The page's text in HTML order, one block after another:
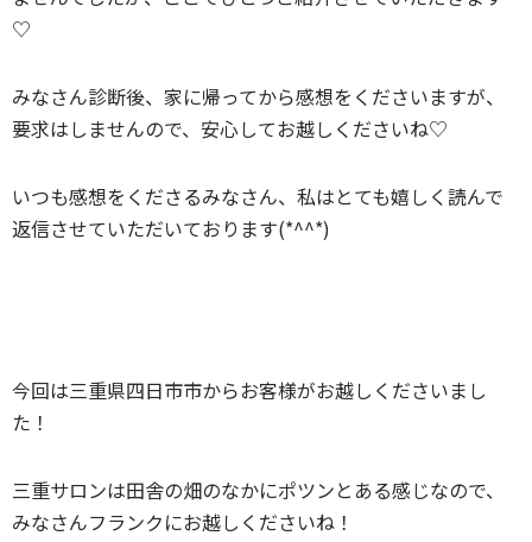
♡
みなさん診断後、家に帰ってから感想をくださいますが、
要求はしませんので、安心してお越しくださいね♡
いつも感想をくださるみなさん、私はとても嬉しく読んで
返信させていただいております(*^^*)
今回は三重県四日市市からお客様がお越しくださいまし
た！
三重サロンは田舎の畑のなかにポツンとある感じなので、
みなさんフランクにお越しくださいね！